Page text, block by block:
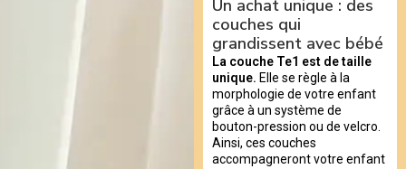
Un achat unique : des
couches qui
grandissent avec bébé
La couche Te1 est de taille
unique. Elle se règle à la
morphologie de votre enfant
grâce à un système de
bouton-pression ou de velcro.
Ainsi, ces couches
accompagneront votre enfant